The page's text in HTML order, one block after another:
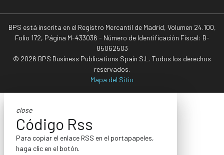
BPS está inscrita en el Registro Mercantil de Madrid, Volumen 24.100,
Folio 172, Página M-433036 - Número de Identificación Fiscal: B-
85062503
© 2026 BPS Business Publications Spain S.L. Todos los derechos
reservados.
Mapa del Sitio
close
Código Rss
Para copiar el enlace RSS en el portapapeles,
haga clic en el botón.